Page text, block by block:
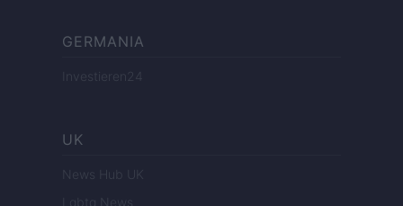
GERMANIA
Investieren24
UK
News Hub UK
Lgbtq News